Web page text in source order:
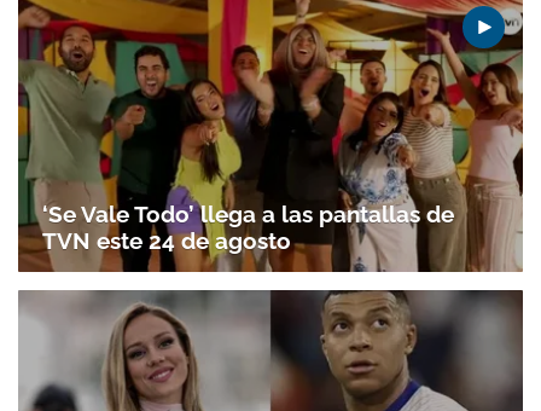
‘Se Vale Todo’ llega a las pantallas de
TVN este 24 de agosto